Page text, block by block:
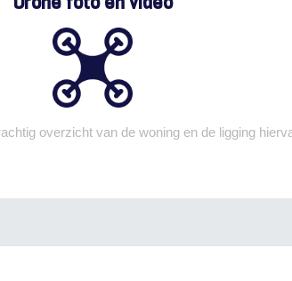
overzicht van de woning en de ligging